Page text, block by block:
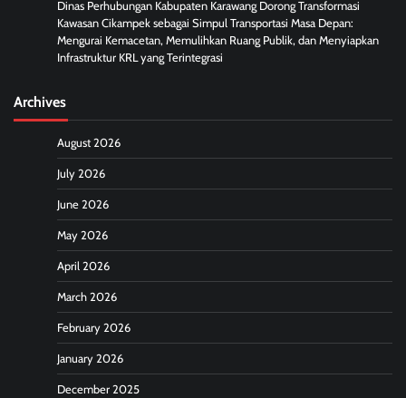
Dinas Perhubungan Kabupaten Karawang Dorong Transformasi
Kawasan Cikampek sebagai Simpul Transportasi Masa Depan:
Mengurai Kemacetan, Memulihkan Ruang Publik, dan Menyiapkan
Infrastruktur KRL yang Terintegrasi
Archives
August 2026
July 2026
June 2026
May 2026
April 2026
March 2026
February 2026
January 2026
December 2025